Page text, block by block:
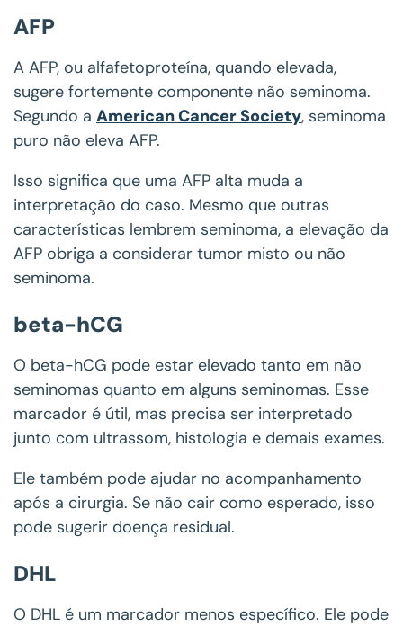
AFP
A AFP, ou alfafetoproteína, quando elevada,
sugere fortemente componente não seminoma.
Segundo a American Cancer Society, seminoma
puro não eleva AFP.
Isso significa que uma AFP alta muda a
interpretação do caso. Mesmo que outras
características lembrem seminoma, a elevação da
AFP obriga a considerar tumor misto ou não
seminoma.
beta-hCG
O beta-hCG pode estar elevado tanto em não
seminomas quanto em alguns seminomas. Esse
marcador é útil, mas precisa ser interpretado
junto com ultrassom, histologia e demais exames.
Ele também pode ajudar no acompanhamento
após a cirurgia. Se não cair como esperado, isso
pode sugerir doença residual.
DHL
O DHL é um marcador menos específico. Ele pode